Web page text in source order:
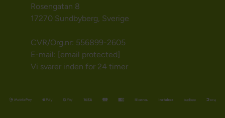
Rosengatan 8
17270 Sundbyberg, Sverige
CVR/Org.nr: 556899-2605
E-mail: [email protected]
Vi svarer inden for 24 timer